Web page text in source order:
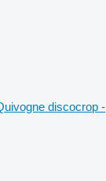
discocrop -